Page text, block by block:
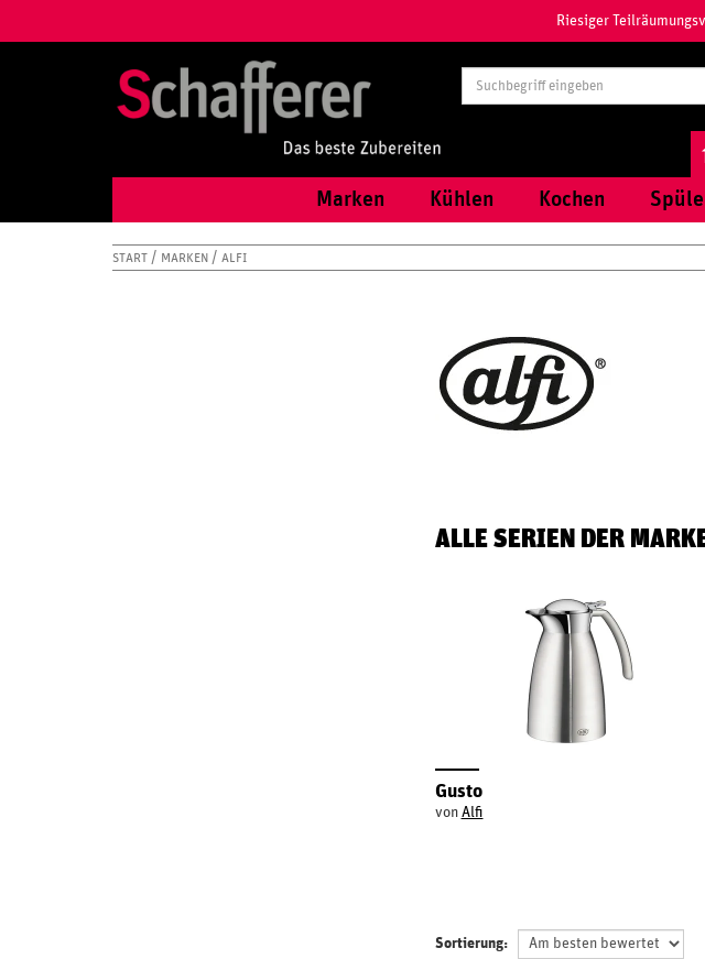
Riesiger
Marken Kühlen Kochen
START MARKEN ALFI
ALLE SERIEN DER
Gusto
von Alfi
Sortierung: